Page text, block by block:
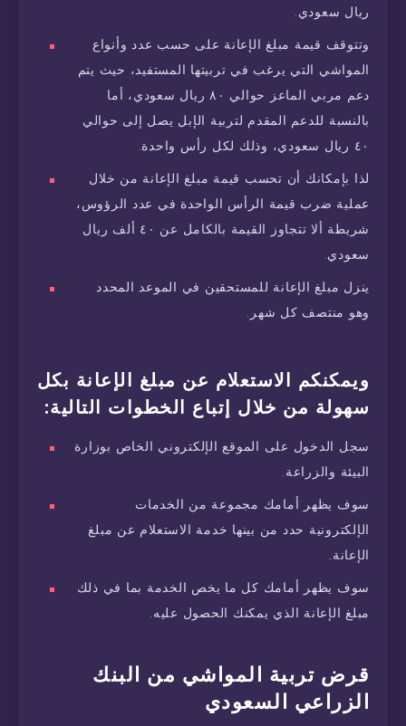
ريال سعودي.
وتتوقف قيمة مبلغ الإعانة على حسب عدد وأنواع
المواشي التي يرغب في تربيتها المستفيد، حيث يتم
دعم مربي الماعز حوالي ٨٠ ريال سعودي، أما
بالنسبة للدعم المقدم لتربية الإبل يصل إلى حوالي
٤٠ ريال سعودي، وذلك لكل رأس واحدة.
لذا بإمكانك أن تحسب قيمة مبلغ الإعانة من خلال
عملية ضرب قيمة الرأس الواحدة في عدد الرؤوس،
شريطة ألا تتجاوز القيمة بالكامل عن ٤٠ ألف ريال
سعودي.
ينزل مبلغ الإعانة للمستحقين في الموعد المحدد
وهو منتصف كل شهر.
ويمكنكم الاستعلام عن مبلغ الإعانة بكل
سهولة من خلال إتباع الخطوات التالية:
سجل الدخول على الموقع الإلكتروني الخاص بوزارة
البيئة والزراعة.
سوف يظهر أمامك مجموعة من الخدمات
الإلكترونية حدد من بينها خدمة الاستعلام عن مبلغ
الإعانة.
سوف يظهر أمامك كل ما يخص الخدمة بما في ذلك
مبلغ الإعانة الذي يمكنك الحصول عليه.
قرض تربية المواشي من البنك
الزراعي السعودي